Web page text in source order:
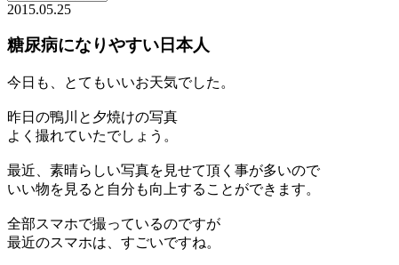
2015.05.25
糖尿病になりやすい日本人
今日も、とてもいいお天気でした。
昨日の鴨川と夕焼けの写真
よく撮れていたでしょう。
最近、素晴らしい写真を見せて頂く事が多いので
いい物を見ると自分も向上することができます。
全部スマホで撮っているのですが
最近のスマホは、すごいですね。